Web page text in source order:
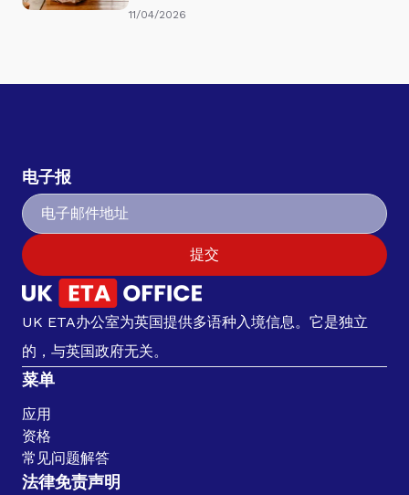
11/04/2026
电子报
提交
UK ETA办公室为英国提供多语种入境信息。它是独立
的，与英国政府无关。
菜单
应用
资格
常见问题解答
法律免责声明